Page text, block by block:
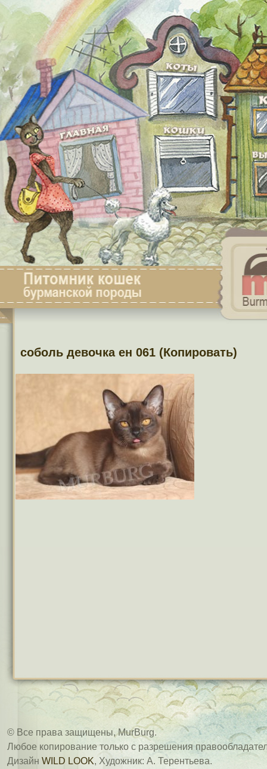
соболь девочка ен 061 (Копировать)
© Все права защищены, MurBurg.
Любое копирование только с разрешения
Дизайн WILD LOOK, Художник: А. Терентьева.